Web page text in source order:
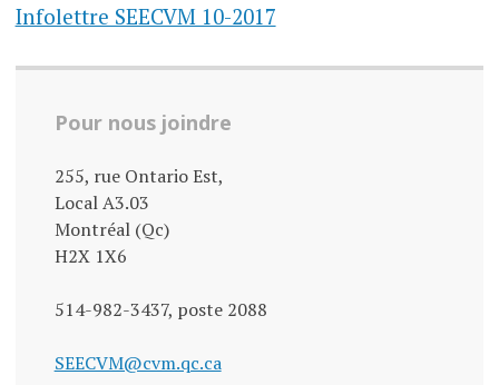
Infolettre SEECVM 10-2017
Pour nous joindre
255, rue Ontario Est,
Local A3.03
Montréal (Qc)
H2X 1X6
514-982-3437, poste 2088
SEECVM@cvm.qc.ca